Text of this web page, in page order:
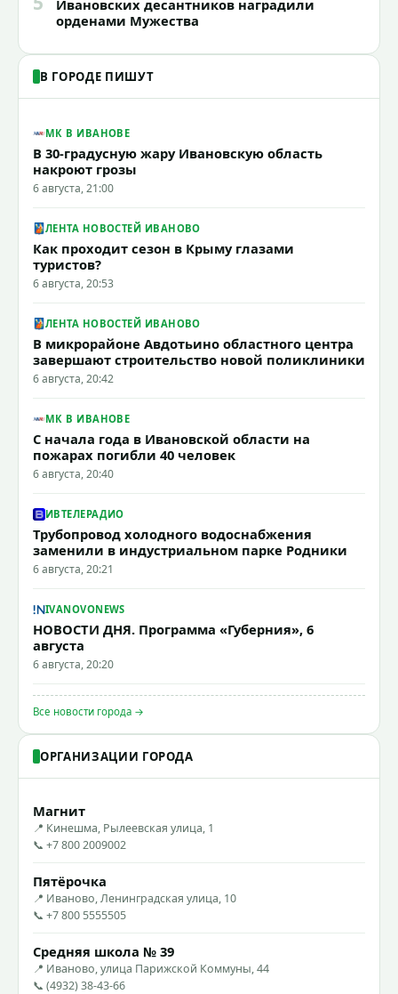
Ивановских десантников наградили
орденами Мужества
В ГОРОДЕ ПИШУТ
МК В ИВАНОВЕ
В 30-градусную жару Ивановскую область
накроют грозы
6 августа, 21:00
ЛЕНТА НОВОСТЕЙ ИВАНОВО
Как проходит сезон в Крыму глазами
туристов?
6 августа, 20:53
ЛЕНТА НОВОСТЕЙ ИВАНОВО
В микрорайоне Авдотьино областного центра
завершают строительство новой поликлиники
6 августа, 20:42
МК В ИВАНОВЕ
С начала года в Ивановской области на
пожарах погибли 40 человек
6 августа, 20:40
ИВТЕЛЕРАДИО
Трубопровод холодного водоснабжения
заменили в индустриальном парке Родники
6 августа, 20:21
IVANOVONEWS
НОВОСТИ ДНЯ. Программа «Губерния», 6
августа
6 августа, 20:20
Все новости города →
ОРГАНИЗАЦИИ ГОРОДА
Магнит
📍 Кинешма, Рылеевская улица, 1
📞 +7 800 2009002
Пятёрочка
📍 Иваново, Ленинградская улица, 10
📞 +7 800 5555505
Средняя школа № 39
📍 Иваново, улица Парижской Коммуны, 44
📞 (4932) 38-43-66